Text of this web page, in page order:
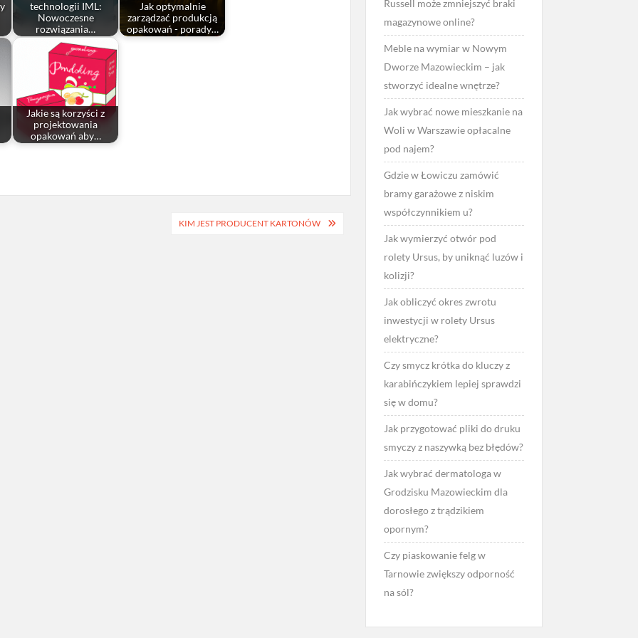
technologii IML:
Nowoczesne
rozwiązania…
Jak optymalnie
zarządzać produkcją
opakowań - porady…
Jakie są korzyści z
projektowania
opakowań aby…
KIM JEST PRODUCENT KARTONÓW
Russell może zmniejszyć braki
magazynowe online?
Meble na wymiar w Nowym
Dworze Mazowieckim – jak
stworzyć idealne wnętrze?
Jak wybrać nowe mieszkanie na
Woli w Warszawie opłacalne
pod najem?
Gdzie w Łowiczu zamówić
bramy garażowe z niskim
współczynnikiem u?
Jak wymierzyć otwór pod
rolety Ursus, by uniknąć luzów i
kolizji?
Jak obliczyć okres zwrotu
inwestycji w rolety Ursus
elektryczne?
Czy smycz krótka do kluczy z
karabińczykiem lepiej sprawdzi
się w domu?
Jak przygotować pliki do druku
smyczy z naszywką bez błędów?
Jak wybrać dermatologa w
Grodzisku Mazowieckim dla
dorosłego z trądzikiem
opornym?
Czy piaskowanie felg w
Tarnowie zwiększy odporność
na sól?